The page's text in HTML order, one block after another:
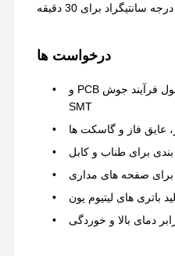
درخواست ها
محافظت از انگشتان طلا در طول فرآیند جوش PCB و
SMT
عایق فاز و گاسکت ها
برای طناب و کابل
صفحه های مداری
باتری های لیتیوم یون
دمای بالا و خوردگی